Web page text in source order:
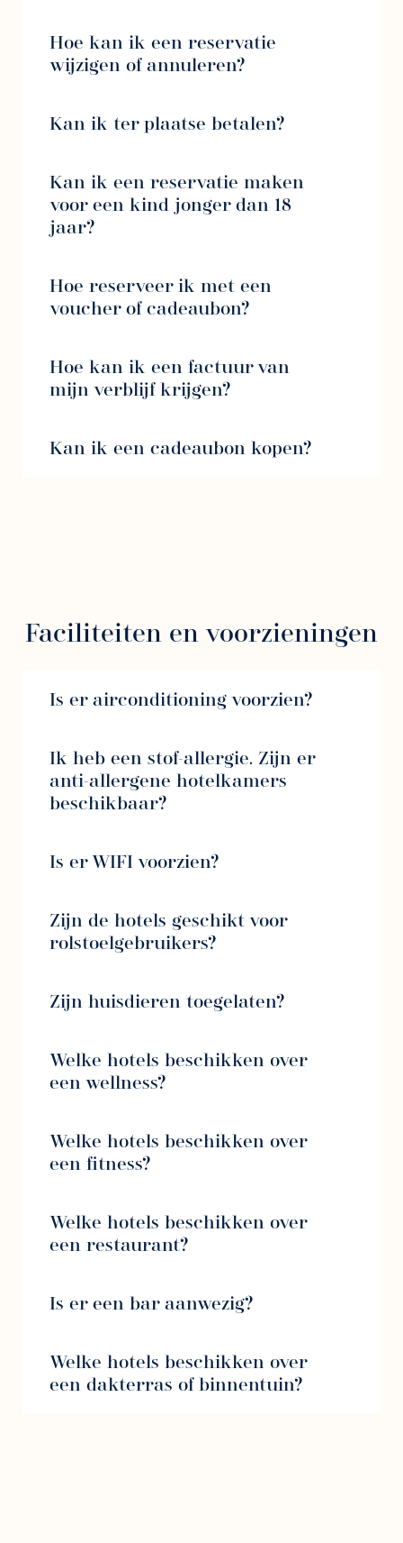
Hoe kan ik een reservatie
wijzigen of annuleren?
Kan ik ter plaatse betalen?
Kan ik een reservatie maken
voor een kind jonger dan 18
jaar?
Hoe reserveer ik met een
voucher of cadeaubon?
Hoe kan ik een factuur van
mijn verblijf krijgen?
Kan ik een cadeaubon kopen?
Faciliteiten en voorzieningen
Is er airconditioning voorzien?
Ik heb een stof-allergie. Zijn er
anti-allergene hotelkamers
beschikbaar?
Is er WIFI voorzien?
Zijn de hotels geschikt voor
rolstoelgebruikers?
Zijn huisdieren toegelaten?
Welke hotels beschikken over
een wellness?
Welke hotels beschikken over
een fitness?
Welke hotels beschikken over
een restaurant?
Is er een bar aanwezig?
Welke hotels beschikken over
een dakterras of binnentuin?